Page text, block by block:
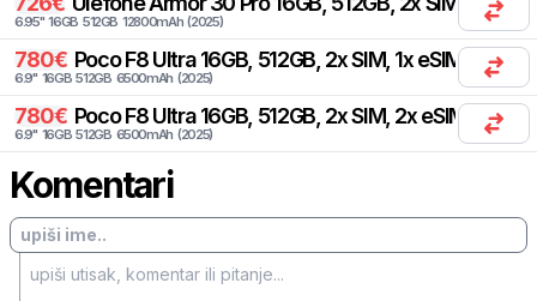
6.95" 16GB 512GB 12800mAh (2025)
780€ Poco F8 Ultra 16GB, 512GB, 2x SIM, 1x eSIM
6.9" 16GB 512GB 6500mAh (2025)
780€ Poco F8 Ultra 16GB, 512GB, 2x SIM, 2x eSIM
6.9" 16GB 512GB 6500mAh (2025)
Komentari